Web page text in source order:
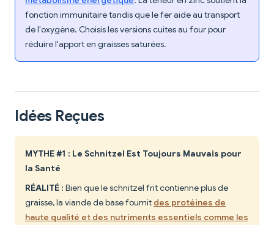
fonction immunitaire tandis que le fer aide au transport
de l'oxygène. Choisis les versions cuites au four pour
réduire l'apport en graisses saturées.
Idées Reçues
MYTHE #1 : Le Schnitzel Est Toujours Mauvais pour
la Santé
RÉALITÉ : Bien que le schnitzel frit contienne plus de
graisse, la viande de base fournit des protéines de
haute qualité et des nutriments essentiels comme les